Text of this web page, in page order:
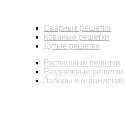
Сварные решетки
Кованые решетки
Дутые решетки
Распашные решетки
Раздвижные решетки
Заборы и ограждения